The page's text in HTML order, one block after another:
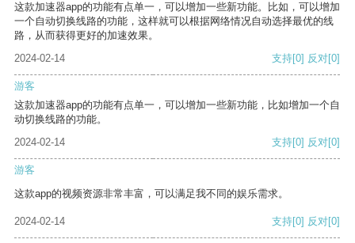
这款加速器app的功能有点单一，可以增加一些新功能。比如，可以增加
一个自动切换线路的功能，这样就可以根据网络情况自动选择最优的线
路，从而获得更好的加速效果。
2024-02-14
支持[0] 反对[0]
游客
这款加速器app的功能有点单一，可以增加一些新功能，比如增加一个自
动切换线路的功能。
2024-02-14
支持[0] 反对[0]
游客
这款app的视频资源非常丰富，可以满足我不同的娱乐需求。
2024-02-14 支持[0] 反对[0]